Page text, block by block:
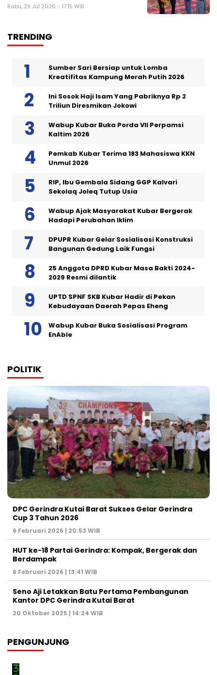
Rabu, 29 Jul 2026 - 17:15 WIB
TRENDING
Sumber Sari Bersiap untuk Lomba
Kreatifitas Kampung Merah Putih 2026
Ini Sosok Haji Isam Yang Pabriknya Rp 2
Triliun Diresmikan Jokowi
Wabup Kubar Buka Porda VII Perpamsi
Kaltim 2026
Pemkab Kubar Terima 183 Mahasiswa KKN
Unmul 2026
RIP, Ibu Gembala Sidang GGP Kalvari
Sekolaq Joleq Tutup Usia
Wabup Ajak Masyarakat Kubar Bergerak
Hadapi Perubahan Iklim
DPUPR Kubar Gelar Sosialisasi Konstruksi
Bangunan Gedung Laik Fungsi
25 Anggota DPRD Kubar Masa Bakti 2024-
2029 Resmi dilantik
UPTD SPNF SKB Kubar Hadir di Pekan
Kebudayaan Daerah Pepas Eheng
Wabup Kubar Buka Sosialisasi Program
EnAble
POLITIK
DPC Gerindra Kutai Barat Sukses Gelar Gerindra
Cup 3 Tahun 2026
6 Februari 2026 | 20:53 WIB
HUT ke-18 Partai Gerindra: Kompak, Bergerak dan
Berdampak
6 Februari 2026 | 13:41 WIB
Seno Aji Letakkan Batu Pertama Pembangunan
Kantor DPC Gerindra Kutai Barat
20 Oktober 2025 | 14:24 WIB
PENGUNJUNG